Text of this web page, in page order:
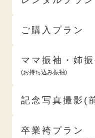
ご購入プラン
ママ振袖・姉
(お持ち込み振袖)
記念写真撮影(
卒業袴プラン